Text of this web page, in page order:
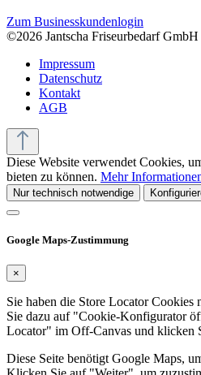
Zum Businesskundenlogin
©2026 Jantscha Friseurbedarf
Impressum
Datenschutz
Kontakt
AGB
Diese Website verwendet Cookies,
bieten zu können. Mehr
Nur technisch notwendige
Google Maps-Zustimmung
×
Sie haben die Store Locator
Sie dazu auf "Cookie-Konfigurator
Locator" im Off-Canvas und klicken
Diese Seite benötigt Google Maps,